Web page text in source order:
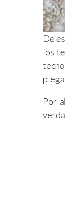
De
los
Por